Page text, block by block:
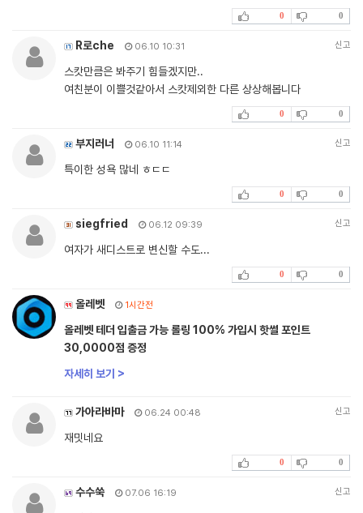
0 0
R로che 06.10 10:31 신고
스캇만큼은 봐주기 힘들겠지만..
여친분이 이쁠것같아서 스캇제외한 다른 상상해봅니다
0 0
부지러너 06.10 11:14 신고
특이한 성욕 많네 ㅎㄷㄷ
0 0
siegfried 06.12 09:39 신고
여자가 새디스트로 변신할 수도...
0 0
올레벳 1시간전
올레벳 테더 입출금 가능 롤링 100% 가입시 핫썰 포인트
30,0000점 증정
자세히 보기 >
가아라바마 06.24 00:48 신고
재밋네요
0 0
수수쑥 07.06 16:19 신고